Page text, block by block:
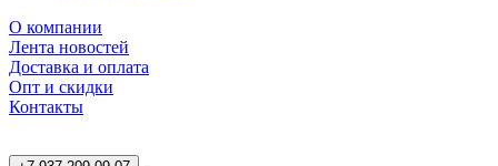
О компании
Лента новостей
Доставка и оплата
Опт и скидки
Контакты